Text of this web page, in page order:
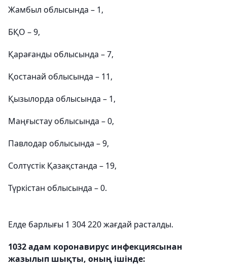
Жамбыл облысында – 1,
БҚО – 9,
Қарағанды ​​облысында – 7,
Қостанай облысында – 11,
Қызылорда облысында – 1,
Маңғыстау облысында – 0,
Павлодар облысында – 9,
Солтүстік Қазақстанда – 19,
Түркістан облысында – 0.
Елде барлығы 1 304 220 жағдай расталды.
1032 адам коронавирус инфекциясынан
жазылып шықты, оның ішінде: